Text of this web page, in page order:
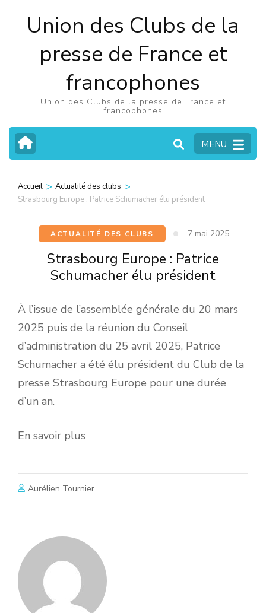
Union des Clubs de la
presse de France et
francophones
Union des Clubs de la presse de France et
francophones
MENU
Accueil > Actualité des clubs >
Strasbourg Europe : Patrice Schumacher élu président
ACTUALITÉ DES CLUBS 7 mai 2025
Strasbourg Europe : Patrice
Schumacher élu président
À l’issue de l’assemblée générale du 20 mars
2025 puis de la réunion du Conseil
d’administration du 25 avril 2025, Patrice
Schumacher a été élu président du Club de la
presse Strasbourg Europe pour une durée
d’un an.
En savoir plus
Aurélien Tournier